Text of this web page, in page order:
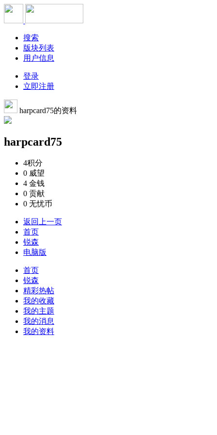
搜索
版块列表
用户信息
登录
立即注册
harpcard75的资料
harpcard75
4积分
0 威望
4 金钱
0 贡献
0 无忧币
返回上一页
首页
锐森
电脑版
首页
锐森
精彩热帖
我的收藏
我的主题
我的消息
我的资料